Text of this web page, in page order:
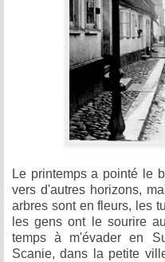
Le printemps a pointé le
vers d'autres horizons,
arbres sont en fleurs, les
les gens ont le sourire
temps à m'évader en
Scanie, dans la petite